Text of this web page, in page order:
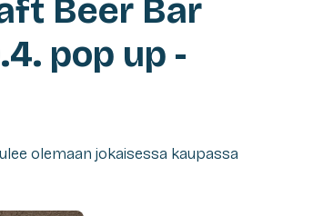
Beer Bar
pop up -
olemaan jokaisessa kaupassa